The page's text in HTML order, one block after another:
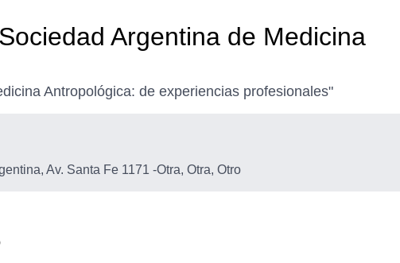
Argentina de Medicina
Antropológica: de experiencias profesionales"
Av. Santa Fe 1171 -Otra, Otra, Otro